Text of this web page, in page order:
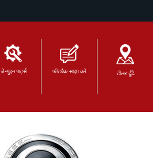
जेन्युइन पार्ट्स फ़ीडबैक साझा करें डीलर ढूँढें